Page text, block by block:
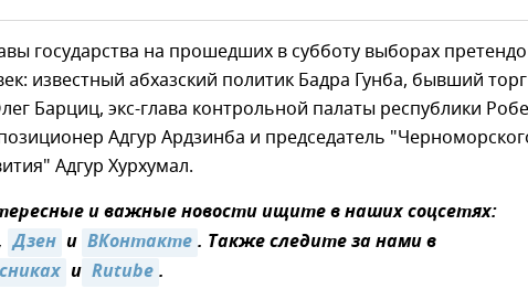
государства на прошедших в субботу выборах
известный абхазский политик Бадра Гунба, бывший
Барциц, экс-глава контрольной палаты республики
Адгур Ардзинба и председатель
Адгур Хурхумал.
и важные новости ищите в наших соцсетях:
Дзен и ВКонтакте. Также следите за нами в
и Rutube.